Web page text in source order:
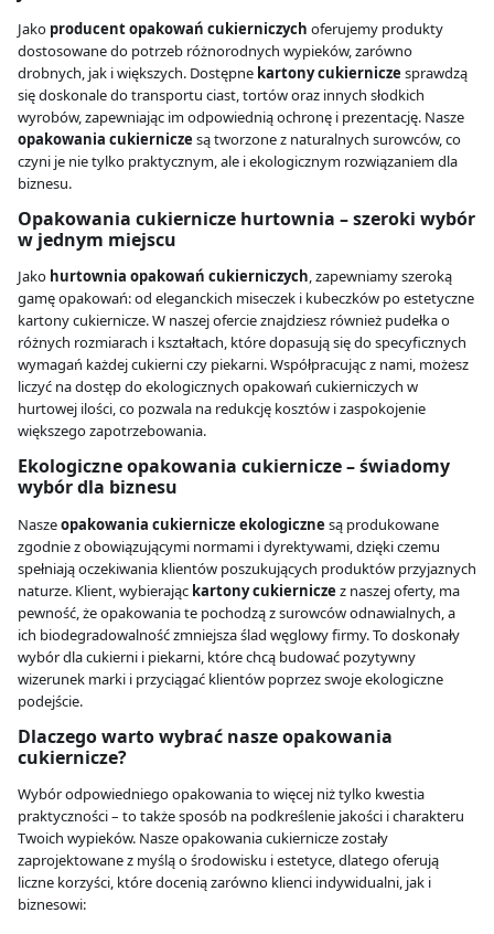
Jako producent opakowań cukierniczych oferujemy produkty
dostosowane do potrzeb różnorodnych wypieków, zarówno
drobnych, jak i większych. Dostępne kartony cukiernicze sprawdzą
się doskonale do transportu ciast, tortów oraz innych słodkich
wyrobów, zapewniając im odpowiednią ochronę i prezentację. Nasze
opakowania cukiernicze są tworzone z naturalnych surowców, co
czyni je nie tylko praktycznym, ale i ekologicznym rozwiązaniem dla
biznesu.
Opakowania cukiernicze hurtownia – szeroki wybór
w jednym miejscu
Jako hurtownia opakowań cukierniczych, zapewniamy szeroką
gamę opakowań: od eleganckich miseczek i kubeczków po estetyczne
kartony cukiernicze. W naszej ofercie znajdziesz również pudełka o
różnych rozmiarach i kształtach, które dopasują się do specyficznych
wymagań każdej cukierni czy piekarni. Współpracując z nami, możesz
liczyć na dostęp do ekologicznych opakowań cukierniczych w
hurtowej ilości, co pozwala na redukcję kosztów i zaspokojenie
większego zapotrzebowania.
Ekologiczne opakowania cukiernicze – świadomy
wybór dla biznesu
Naszeopakowania cukiernicze ekologiczne są produkowane
zgodnie z obowiązującymi normami i dyrektywami, dzięki czemu
spełniają oczekiwania klientów poszukujących produktów przyjaznych
naturze. Klient, wybierając kartony cukiernicze z naszej oferty, ma
pewność, że opakowania te pochodzą z surowców odnawialnych, a
ich biodegradowalność zmniejsza ślad węglowy firmy. To doskonały
wybór dla cukierni i piekarni, które chcą budować pozytywny
wizerunek marki i przyciągać klientów poprzez swoje ekologiczne
podejście.
Dlaczego warto wybrać nasze opakowania
cukiernicze?
Wybór odpowiedniego opakowania to więcej niż tylko kwestia
praktyczności – to także sposób na podkreślenie jakości i charakteru
Twoich wypieków. Nasze opakowania cukiernicze zostały
zaprojektowane z myślą o środowisku i estetyce, dlatego oferują
liczne korzyści, które docenią zarówno klienci indywidualni, jak i
biznesowi: